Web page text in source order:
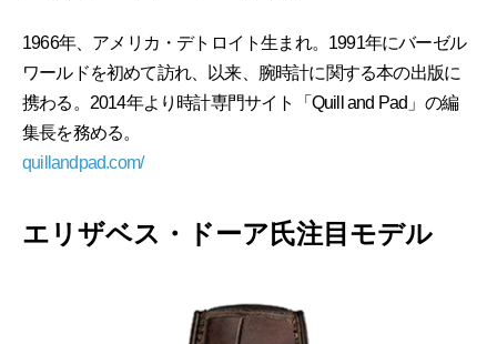
1966年、アメリカ・デトロイト生まれ。1991年にバーゼル
ワールドを初めて訪れ、以来、腕時計に関する本の出版に
携わる。2014年より時計専門サイト「Quill and Pad」の編
集長を務める。
quillandpad.com/
エリザベス・ドーア氏注目モデル